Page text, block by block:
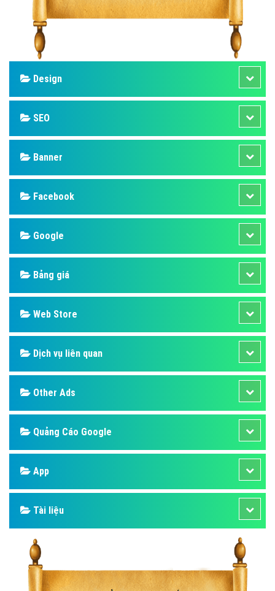
Design
SEO
Banner
Facebook
Google
Bảng giá
Web Store
Dịch vụ liên quan
Other Ads
Quảng Cáo Google
App
Tài liệu